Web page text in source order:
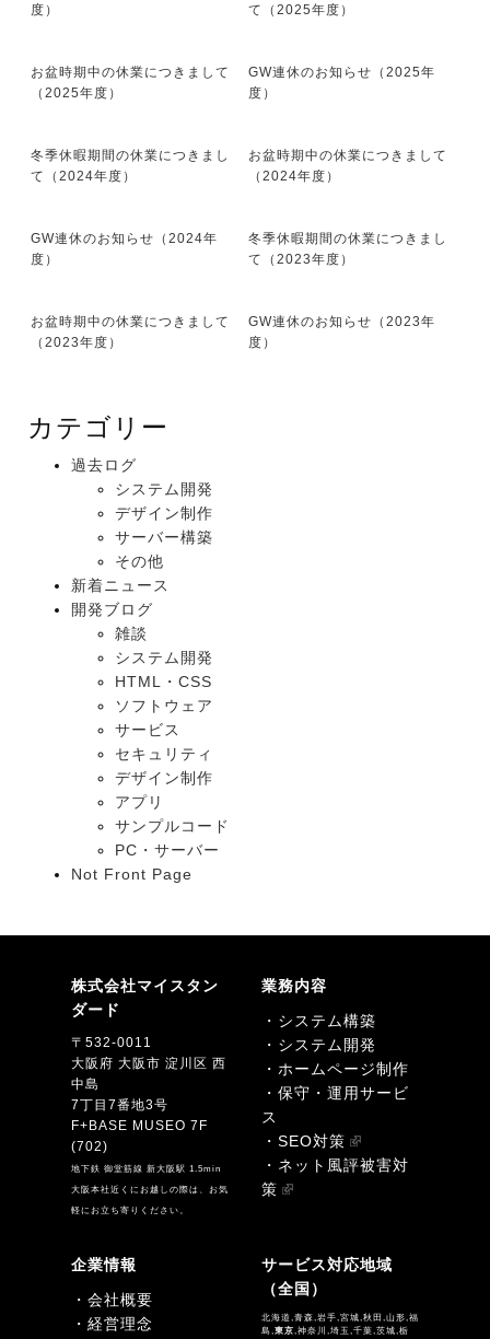
度）
て（2025年度）
お盆時期中の休業につきまして
（2025年度）
GW連休のお知らせ（2025年
度）
冬季休暇期間の休業につきまし
て（2024年度）
お盆時期中の休業につきまして
（2024年度）
GW連休のお知らせ（2024年
度）
冬季休暇期間の休業につきまし
て（2023年度）
お盆時期中の休業につきまして
（2023年度）
GW連休のお知らせ（2023年
度）
カテゴリー
過去ログ
システム開発
デザイン制作
サーバー構築
その他
新着ニュース
開発ブログ
雑談
システム開発
HTML・CSS
ソフトウェア
サービス
セキュリティ
デザイン制作
アプリ
サンプルコード
PC・サーバー
Not Front Page
株式会社マイスタン
ダード
〒532-0011
大阪府 大阪市 淀川区 西
中島
7丁目7番地3号
F+BASE MUSEO 7F
(702)
地下鉄 御堂筋線 新大阪駅 1.5min
大阪本社近くにお越しの際は、お気
軽にお立ち寄りください。
業務内容
・システム構築
・システム開発
・ホームページ制作
・保守・運用サービ
ス
・SEO対策
・ネット風評被害対
策
企業情報
・会社概要
・経営理念
サービス対応地域
（全国）
北海道,青森,岩手,宮城,秋田,山形,福
島, 東京 ,神奈川,埼玉,千葉,茨城,栃